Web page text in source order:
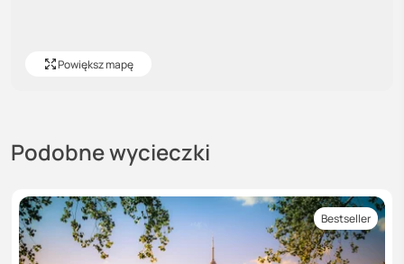
Powiększ mapę
Podobne wycieczki
Bestseller